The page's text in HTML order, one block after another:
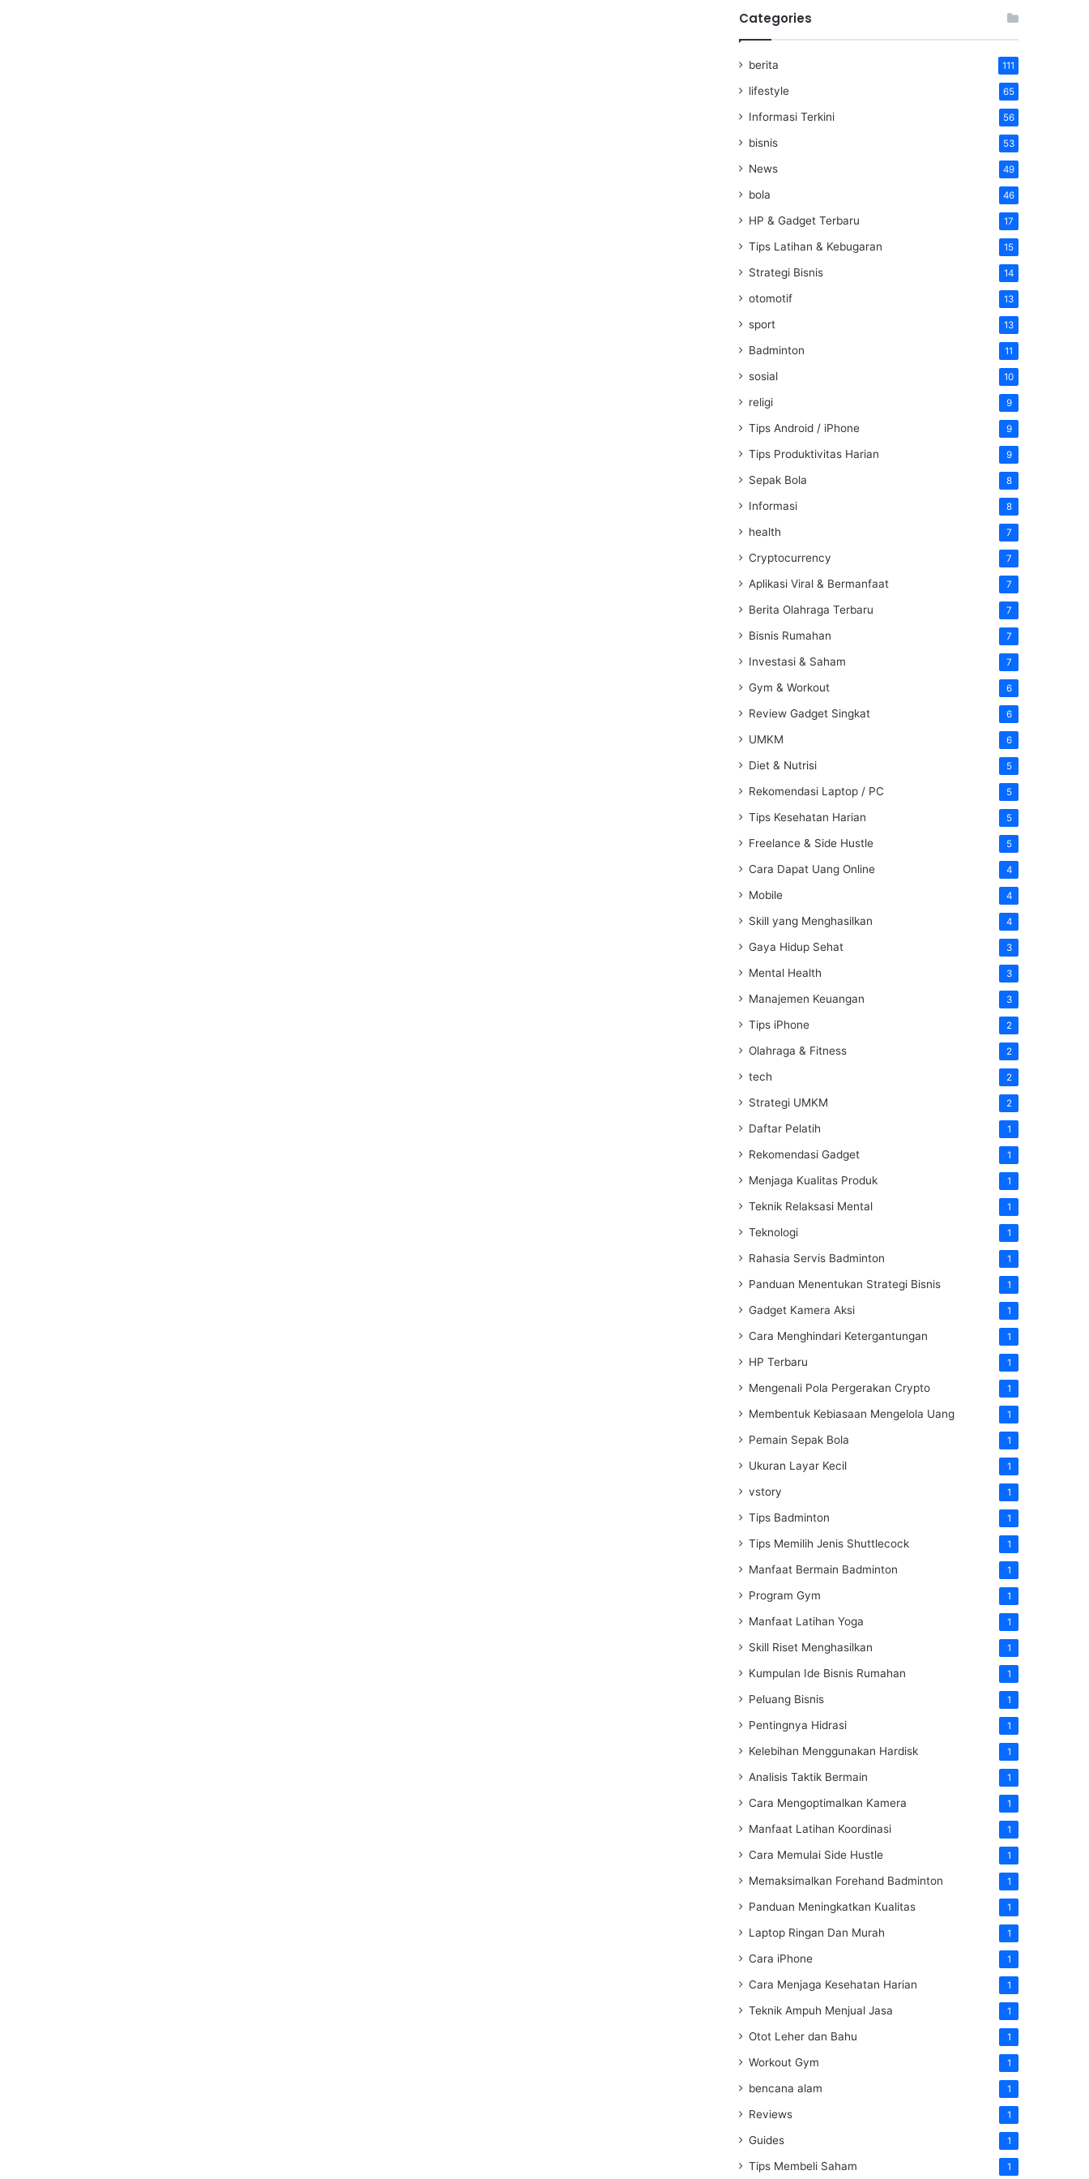
Categories
berita 111
lifestyle 65
Informasi Terkini 56
bisnis 53
News 49
bola 46
HP & Gadget Terbaru 17
Tips Latihan & Kebugaran 15
Strategi Bisnis 14
otomotif 13
sport 13
Badminton 11
sosial 10
religi 9
Tips Android / iPhone 9
Tips Produktivitas Harian 9
Sepak Bola 8
Informasi 8
health 7
Cryptocurrency 7
Aplikasi Viral & Bermanfaat 7
Berita Olahraga Terbaru 7
Bisnis Rumahan 7
Investasi & Saham 7
Gym & Workout 6
Review Gadget Singkat 6
UMKM 6
Diet & Nutrisi 5
Rekomendasi Laptop / PC 5
Tips Kesehatan Harian 5
Freelance & Side Hustle 5
Cara Dapat Uang Online 4
Mobile 4
Skill yang Menghasilkan 4
Gaya Hidup Sehat 3
Mental Health 3
Manajemen Keuangan 3
Tips iPhone 2
Olahraga & Fitness 2
tech 2
Strategi UMKM 2
Daftar Pelatih 1
Rekomendasi Gadget 1
Menjaga Kualitas Produk 1
Teknik Relaksasi Mental 1
Teknologi 1
Rahasia Servis Badminton 1
Panduan Menentukan Strategi Bisnis 1
Gadget Kamera Aksi 1
Cara Menghindari Ketergantungan 1
HP Terbaru 1
Mengenali Pola Pergerakan Crypto 1
Membentuk Kebiasaan Mengelola Uang 1
Pemain Sepak Bola 1
Ukuran Layar Kecil 1
vstory 1
Tips Badminton 1
Tips Memilih Jenis Shuttlecock 1
Manfaat Bermain Badminton 1
Program Gym 1
Manfaat Latihan Yoga 1
Skill Riset Menghasilkan 1
Kumpulan Ide Bisnis Rumahan 1
Peluang Bisnis 1
Pentingnya Hidrasi 1
Kelebihan Menggunakan Hardisk 1
Analisis Taktik Bermain 1
Cara Mengoptimalkan Kamera 1
Manfaat Latihan Koordinasi 1
Cara Memulai Side Hustle 1
Memaksimalkan Forehand Badminton 1
Panduan Meningkatkan Kualitas 1
Laptop Ringan Dan Murah 1
Cara iPhone 1
Cara Menjaga Kesehatan Harian 1
Teknik Ampuh Menjual Jasa 1
Otot Leher dan Bahu 1
Workout Gym 1
bencana alam 1
Reviews 1
Guides 1
Tips Membeli Saham 1